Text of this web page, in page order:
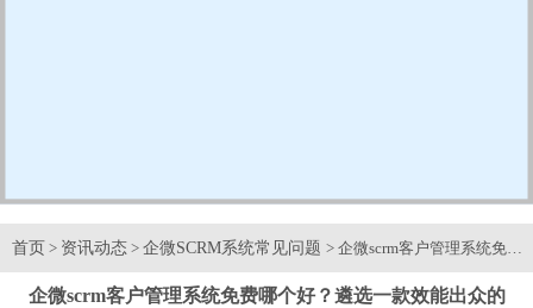
首页 > 资讯动态 > 企微SCRM系统常见问题 > 企微scrm客户管理系统免
企微scrm客户管理系统免费哪个好？遴选一款效能出众的